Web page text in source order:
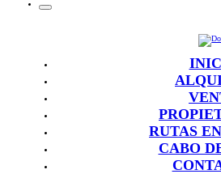
RUTAS
CABO